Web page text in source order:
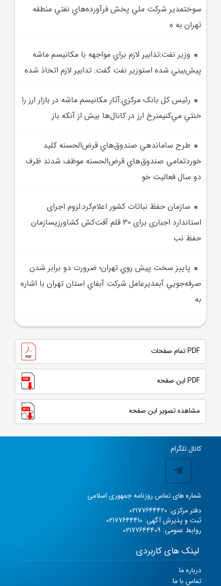
سوختمدير شرکت ملي پخش فرآورده‌هاي نفتي منطقه
تهران به‌ ه
وزير نفت:تدابير لازم براي مواجهه با مکانيسم ماشه
پيش‌بيني شده استوزير نفت گفت: تدابير لازم اتخاذ شده
رئيس کل بانک مرکزي:آثار مکانيسم ماشه در بازار ارز را
خنثي مي‌کنيمنرخ ارز در کانال‌ها بيش از آنکه باز
طرح ساماندهي صندوق‌هاي قرض‌الحسنه کليد
خوردتمامي صندوق‌هاي قرض‌الحسنه موظف شدند ظرف
دو سال فعاليت خو
سازمان حفظ نباتات کشور اعلام‌کرد:لزوم اجرای
استاندارد اجباری برای ۳۰ قلم آفت‌کش کشاورزیسازمان
حفظ نب
پاييز سخت پيش روي تهران؛ ضرورت دو برابر شدن
صرفه‌جويي آبمديرعامل شرکت آبفاي استان تهران با اشاره
به
PDF تمام صفحات
PDF این صفحه
مشاهده تصویر این صفحه
کانال تلگرام
شماره های تماس روزنامه جمهوری اسلامی
دفتر مرکزی: 02177644420
ثبت و پذیرش آگهی: 02177644410
روابط عمومی: 02177644409
لینک های کاربردی
درباره ما
تماس با ما